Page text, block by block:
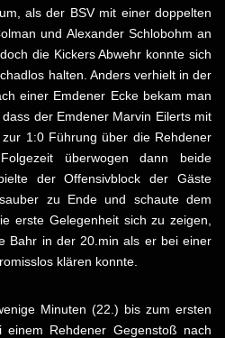
als der BSV mit einer doppelten
und Alexander Schlobohm an
die Kickers Abwehr konnte sich
halten. Anders verhielt in der
einer Emdener Ecke bekam man
der Emdener Marvin Eilerts mit
1:0 Führung über die Rehdener
überwogen dann beide
der Offensivblock der Gäste
zu Ende und schaute dem
erste Gelegenheit sich zu zeigen,
Bahr in der 20.min als er bei einer
klären konnte.
Minuten (22.) bis zum ersten
einem Rehdener Gegenstoß nach